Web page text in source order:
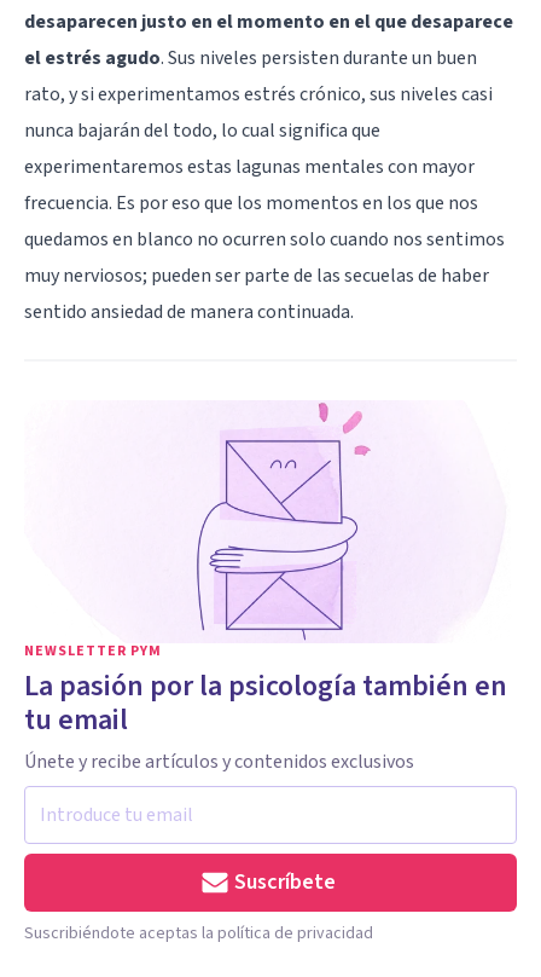
desaparecen justo en el momento en el que desaparece
el estrés agudo. Sus niveles persisten durante un buen
rato, y si experimentamos estrés crónico, sus niveles casi
nunca bajarán del todo, lo cual significa que
experimentaremos estas lagunas mentales con mayor
frecuencia. Es por eso que los momentos en los que nos
quedamos en blanco no ocurren solo cuando nos sentimos
muy nerviosos; pueden ser parte de las secuelas de haber
sentido ansiedad de manera continuada.
NEWSLETTER PYM
La pasión por la psicología también en
tu email
Únete y recibe artículos y contenidos exclusivos
Suscríbete
Suscribiéndote aceptas la política de privacidad